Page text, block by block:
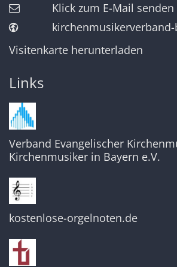
Klick zum E-Mail senden
Visitenkarte herunterladen
Links
Verband Evangelischer
Kirchenmusiker in Bayern e.V.
kostenlose-orgelnoten.de